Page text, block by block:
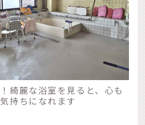
綺麗な浴室を見ると、心も
持ちになれます